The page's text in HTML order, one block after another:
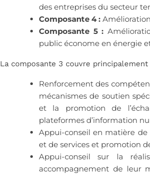
des entreprises du secteur
Composante 4 :
Composante 5 :
public économe en énergie
La composante 3 couvre
Renforcement des
mécanismes de soutien
et la promotion de
plateformes d’information
Appui-conseil en matière
et de services et promotion
Appui-conseil sur la
accompagnement de leur